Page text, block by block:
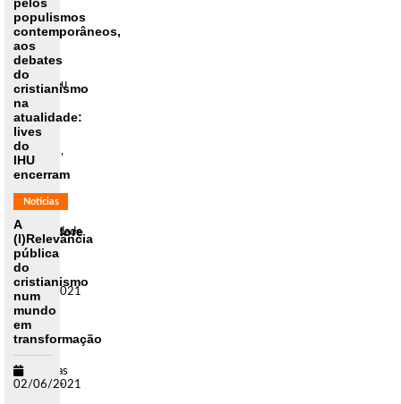
2021,
o
sociólogo
francês
Edgar
Morin
completou
Em
suas
reflexões,
que
chamam
a
atenção
para a
complexidade
da [...]
populismos
contemporâneos,
aos
debates
do
cristianismo
na
atualidade:
lives
do
IHU
encerram
semana
com
debatedore
[...]
10/06/2021
Dois
eventos
do
Instituto
Humanitas
Unisinos -
Notícias
A
(I)Relevância
pública
do
cristianismo
num
mundo
em
transformação
02/06/2021